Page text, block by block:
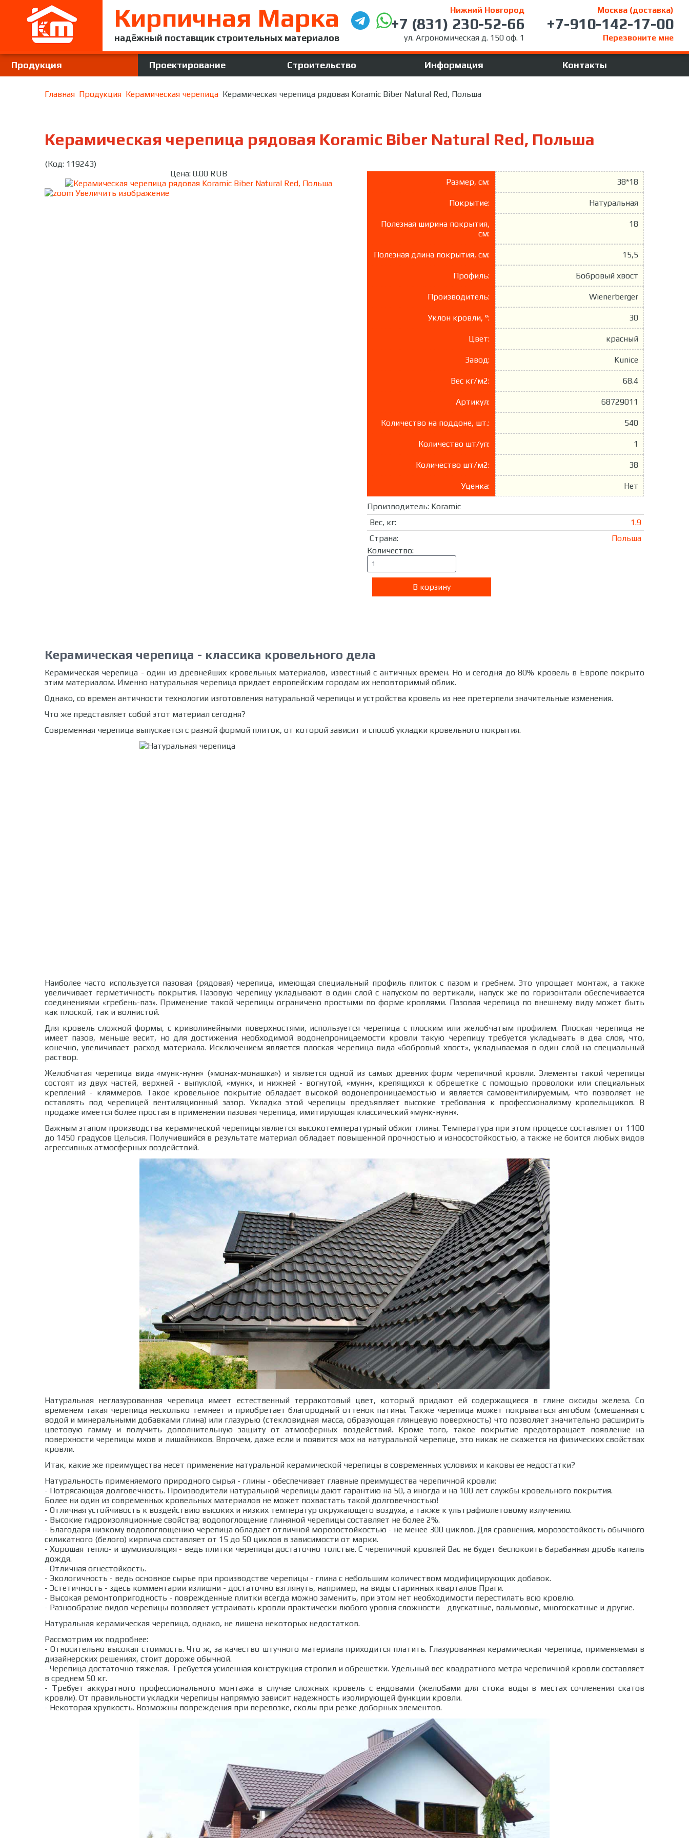
Кирпичная Марка
надёжный поставщик строительных материалов
Нижний Новгород
+7 (831) 230-52-66
ул. Агрономическая д. 150 оф. 1
Москва (доставка)
+7-910-142-17-00
Перезвоните мне
Продукция Проектирование Строительство Информация Контакты
Главная Продукция Керамическая черепица Керамическая черепица рядовая Koramic Biber Natural Red, Польша
Керамическая черепица рядовая Koramic Biber Natural Red, Польша
(Код: 119243)
Цена: 0.00 RUB
Увеличить изображение
Размер, см: 38*18
Покрытие: Натуральная
Полезная ширина покрытия,
см:
18
Полезная длина покрытия, см: 15,5
Профиль: Бобровый хвост
Производитель: Wienerberger
Уклон кровли, °: 30
Цвет: красный
Завод: Kunice
Вес кг/м2: 68.4
Артикул: 68729011
Количество на поддоне, шт.: 540
Количество шт/уп: 1
Количество шт/м2: 38
Уценка: Нет
Производитель: Koramic
Вес, кг:
1.9
Страна:
Польша
Количество:
Керамическая черепица - классика кровельного дела
Керамическая черепица - один из древнейших кровельных материалов, известный с античных времен. Но и сегодня до 80% кровель в Европе покрыто
этим материалом. Именно натуральная черепица придает европейским городам их неповторимый облик.
Однако, со времен античности технологии изготовления натуральной черепицы и устройства кровель из нее претерпели значительные изменения.
Что же представляет собой этот материал сегодня?
Современная черепица выпускается с разной формой плиток, от которой зависит и способ укладки кровельного покрытия.
Наиболее часто используется пазовая (рядовая) черепица, имеющая специальный профиль плиток с пазом и гребнем. Это упрощает монтаж, а также
увеличивает герметичность покрытия. Пазовую черепицу укладывают в один слой с напуском по вертикали, напуск же по горизонтали обеспечивается
соединениями «гребень-паз». Применение такой черепицы ограничено простыми по форме кровлями. Пазовая черепица по внешнему виду может быть
как плоской, так и волнистой.
Для кровель сложной формы, с криволинейными поверхностями, используется черепица с плоским или желобчатым профилем. Плоская черепица не
имеет пазов, меньше весит, но для достижения необходимой водонепроницаемости кровли такую черепицу требуется укладывать в два слоя, что,
конечно, увеличивает расход материала. Исключением является плоская черепица вида «бобровый хвост», укладываемая в один слой на специальный
раствор.
Желобчатая черепица вида «мунк-нунн» («монах-монашка») и является одной из самых древних форм черепичной кровли. Элементы такой черепицы
состоят из двух частей, верхней - выпуклой, «мунк», и нижней - вогнутой, «мунн», крепящихся к обрешетке с помощью проволоки или специальных
креплений - кляммеров. Такое кровельное покрытие обладает высокой водонепроницаемостью и является самовентилируемым, что позволяет не
оставлять под черепицей вентиляционный зазор. Укладка этой черепицы предъявляет высокие требования к профессионализму кровельщиков. В
продаже имеется более простая в применении пазовая черепица, имитирующая классический «мунк-нунн».
Важным этапом производства керамической черепицы является высокотемпературный обжиг глины. Температура при этом процессе составляет от 1100
до 1450 градусов Цельсия. Получившийся в результате материал обладает повышенной прочностью и износостойкостью, а также не боится любых видов
агрессивных атмосферных воздействий.
Натуральная неглазурованная черепица имеет естественный терракотовый цвет, который придают ей содержащиеся в глине оксиды железа. Со
временем такая черепица несколько темнеет и приобретает благородный оттенок патины. Также черепица может покрываться ангобом (смешанная с
водой и минеральными добавками глина) или глазурью (стекловидная масса, образующая глянцевую поверхность) что позволяет значительно расширить
цветовую гамму и получить дополнительную защиту от атмосферных воздействий. Кроме того, такое покрытие предотвращает появление на
поверхности черепицы мхов и лишайников. Впрочем, даже если и появится мох на натуральной черепице, это никак не скажется на физических свойствах
кровли.
Итак, какие же преимущества несет применение натуральной керамической черепицы в современных условиях и каковы ее недостатки?
Натуральность применяемого природного сырья - глины - обеспечивает главные преимущества черепичной кровли:
- Потрясающая долговечность. Производители натуральной черепицы дают гарантию на 50, а иногда и на 100 лет службы кровельного покрытия.
Более ни один из современных кровельных материалов не может похвастать такой долговечностью!
- Отличная устойчивость к воздействию высоких и низких температур окружающего воздуха, а также к ультрафиолетовому излучению.
- Высокие гидроизоляционные свойства; водопоглощение глиняной черепицы составляет не более 2%.
- Благодаря низкому водопоглощению черепица обладает отличной морозостойкостью - не менее 300 циклов. Для сравнения, морозостойкость обычного
силикатного (белого) кирпича составляет от 15 до 50 циклов в зависимости от марки.
- Хорошая тепло- и шумоизоляция - ведь плитки черепицы достаточно толстые. С черепичной кровлей Вас не будет беспокоить барабанная дробь капель
дождя.
- Отличная огнестойкость.
- Экологичность - ведь основное сырье при производстве черепицы - глина с небольшим количеством модифицирующих добавок.
- Эстетичность - здесь комментарии излишни - достаточно взглянуть, например, на виды старинных кварталов Праги.
- Высокая ремонтопригодность - поврежденные плитки всегда можно заменить, при этом нет необходимости перестилать всю кровлю.
- Разнообразие видов черепицы позволяет устраивать кровли практически любого уровня сложности - двускатные, вальмовые, многоскатные и другие.
Натуральная керамическая черепица, однако, не лишена некоторых недостатков.
Рассмотрим их подробнее:
- Относительно высокая стоимость. Что ж, за качество штучного материала приходится платить. Глазурованная керамическая черепица, применяемая в
дизайнерских решениях, стоит дороже обычной.
- Черепица достаточно тяжелая. Требуется усиленная конструкция стропил и обрешетки. Удельный вес квадратного метра черепичной кровли составляет
в среднем 50 кг.
- Требует аккуратного профессионального монтажа в случае сложных кровель с ендовами (желобами для стока воды в местах сочленения скатов
кровли). От правильности укладки черепицы напрямую зависит надежность изолирующей функции кровли.
- Некоторая хрупкость. Возможны повреждения при перевозке, сколы при резке доборных элементов.